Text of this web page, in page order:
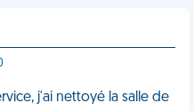
j'ai nettoyé la salle de